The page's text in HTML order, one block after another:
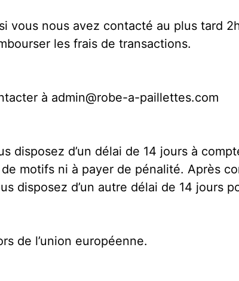
vous nous avez contacté au plus tard
les frais de transactions.
à admin@robe-a-paillettes.com
disposez d’un délai de 14 jours à
motifs ni à payer de pénalité. Après
disposez d’un autre délai de 14 jours
de l’union européenne.